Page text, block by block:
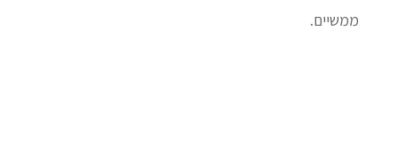
ממשיים.